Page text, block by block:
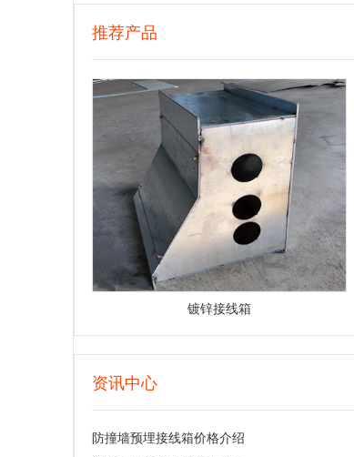
推荐产品
镀锌接线箱
资讯中心
防撞墙预埋接线箱价格介绍